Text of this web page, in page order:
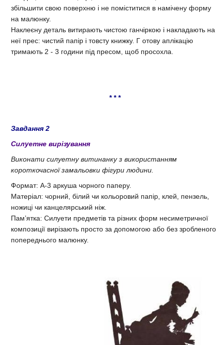
збільшити свою поверхню і не поміститися в намічену форму
на малюнку.
Наклеєну деталь витирають чистою ганчіркою і накладають на
неї прес: чистий папір і товсту книжку. Г отову аплікацію
тримають 2 - 3 години під пресом, щоб просохла.
* * *
Завдання 2
Силуетне вирізування
Виконати силуетну витинанку з використанням
короткочасної замальовки фігури людини.
Формат: А-3 аркуша чорного паперу.
Матеріал: чорний, білий чи кольоровий папір, клей, пензель,
ножиці чи канцелярський ніж.
Пам’ятка: Силуети предметів та різних форм несиметричної
композиції вирізають просто за допомогою або без зробленого
попереднього малюнку.